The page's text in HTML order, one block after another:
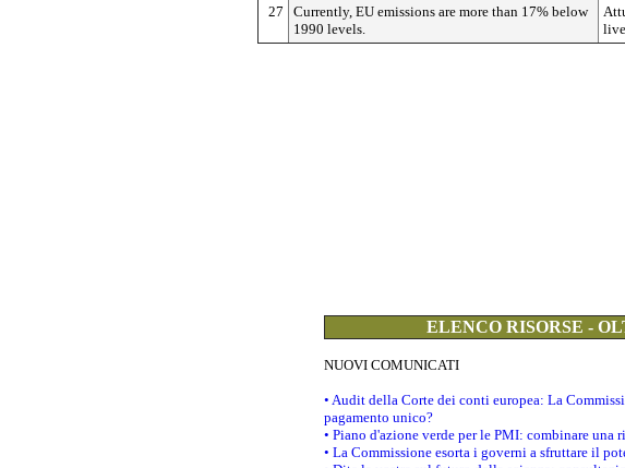
27
Currently, EU emissions are more than 17% below
1990 levels.
ELENCO RISORSE -
NUOVI COMUNICATI
• Audit della Corte dei conti europea: La
pagamento unico?
• Piano d'azione verde per le PMI: combinare una
• La Commissione esorta i governi a sfruttare il